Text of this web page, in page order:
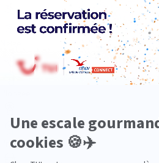
Premium